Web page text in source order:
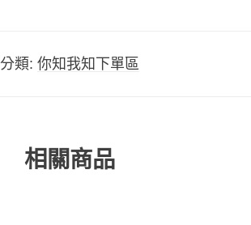
分類: 你知我知下單區
相關商品